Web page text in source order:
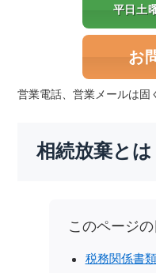
平日土
お
営業電話、営業メールは固
相続放棄とは
このページ
税務関係書